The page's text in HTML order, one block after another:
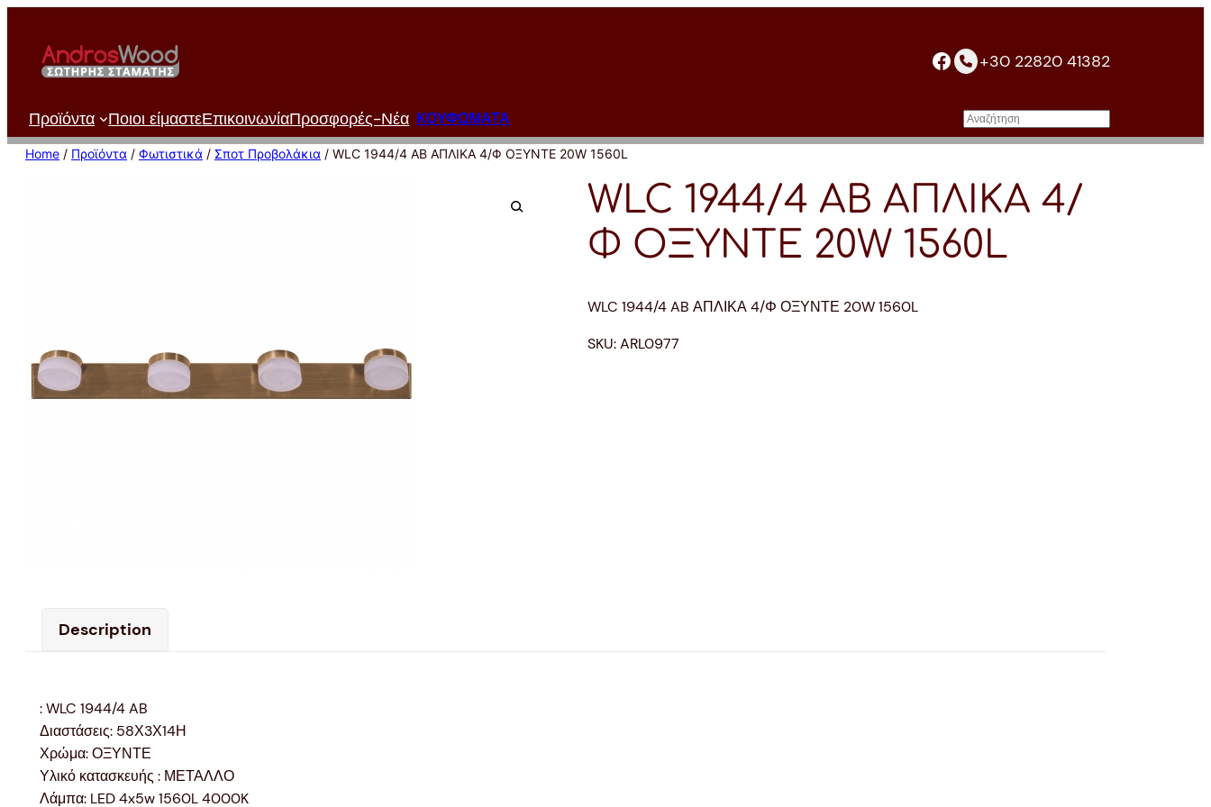
περιεχόμενο
facebook+30 22820 41382
Προϊόντα Ποιοι είμαστεΕπικοινωνίαΠροσφορές-Νέα ΚΟΥΦΩΜΑΤΑ Αναζήτηση
Home / Προϊόντα / Φωτιστικά / Σποτ Προβολάκια / WLC 1944/4 AB ΑΠΛΙΚΑ 4/Φ ΟΞΥΝΤΕ 20W 1560L
WLC 1944/4 AB ΑΠΛΙΚΑ 4/
Φ ΟΞΥΝΤΕ 20W 1560L
WLC 1944/4 AB ΑΠΛΙΚΑ 4/Φ ΟΞΥΝΤΕ 20W 1560L
SKU:ARL0977
Description
: WLC 1944/4 AB
Διαστάσεις: 58Χ3Χ14Η
Χρώμα: ΟΞΥΝΤΕ
Υλικό κατασκευής : ΜΕΤΑΛΛΟ
Λάμπα: LED 4x5w 1560L 4000K